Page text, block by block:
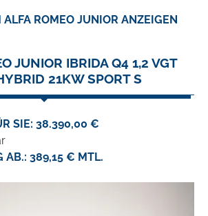
ALFA ROMEO JUNIOR ANZEIGEN
JUNIOR IBRIDA Q4 1,2 VGT
21KW SPORT S
SIE: 38.390,00 €
AB.: 389,15 € MTL.